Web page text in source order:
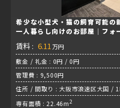
希少な小型犬・猫の飼育可能の
一人暮らし向けのお部屋｜フォ
賃料 : 6.11 万円
敷金 / 礼金 : 0円 / 0円
管理費 : 9,500円
住所 / 間取り : 大阪市浪速区大国 /
専有面積 : 22.46m2